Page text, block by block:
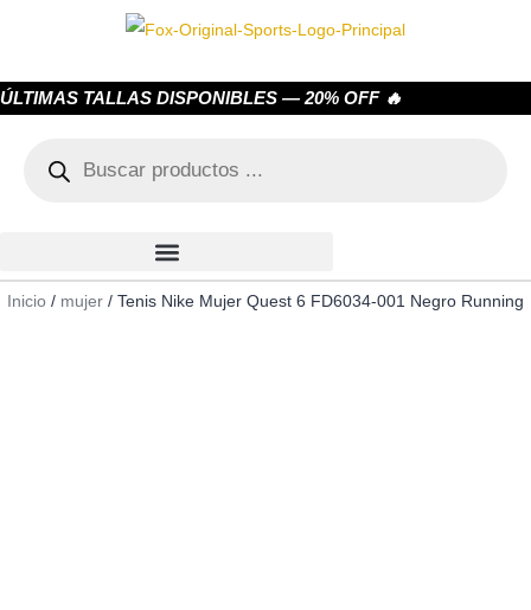
ÚLTIMAS TALLAS DISPONIBLES — 20% OFF 🔥
Inicio / mujer / Tenis Nike Mujer Quest 6 FD6034-001 Negro Running